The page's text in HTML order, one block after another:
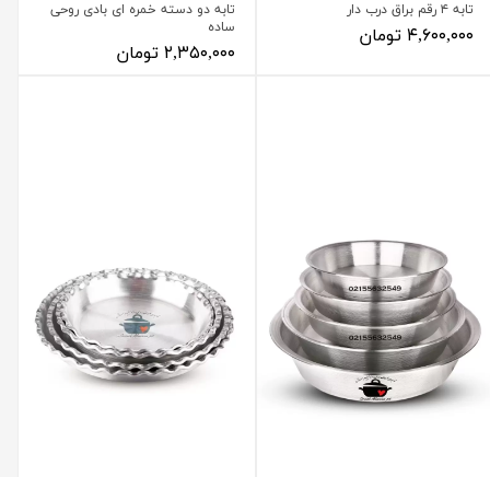
تابه ۴ رقم براق درب دار
۴,۶۰۰,۰۰۰ تومان
تابه دو دسته خمره ای بادی روحی
ساده
۲,۳۵۰,۰۰۰ تومان